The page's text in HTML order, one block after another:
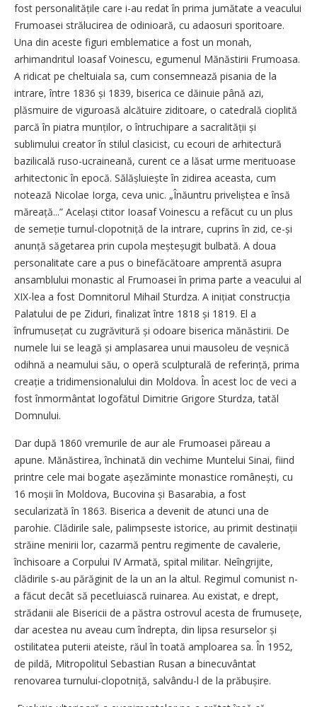
fost personalitățile care i-au redat în prima jumătate a veacului
Frumoasei strălucirea de odinioară, cu adaosuri sporitoare.
Una din aceste figuri emblematice a fost un monah,
arhimandritul Ioasaf Voinescu, egumenul Mănăstirii Frumoasa.
A ridicat pe cheltuiala sa, cum consemnează pisania de la
intrare, între 1836 și 1839, biserica ce dăinuie până azi,
plăsmuire de viguroasă alcătuire ziditoare, o catedrală cioplită
parcă în piatra munților, o întruchipare a sacralității și
sublimului creator în stilul clasicist, cu ecouri de arhitectură
bazilicală ruso-ucraineană, curent ce a lăsat urme merituoase
arhitectonic în epocă. Sălășluiește în zidirea aceasta, cum
notează Nicolae Iorga, ceva unic. „Înăuntru priveliștea e însă
măreață...” Același ctitor Ioasaf Voinescu a refăcut cu un plus
de semeție turnul-clopotniță de la intrare, cuprins în zid, ce-și
anunță săgetarea prin cupola meșteșugit bulbată. A doua
personalitate care a pus o binefăcătoare amprentă asupra
ansamblului monastic al Frumoasei în prima parte a veacului al
XIX-lea a fost Domnitorul Mihail Sturdza. A inițiat construcția
Palatului de pe Ziduri, finalizat între 1818 și 1819. El a
înfrumusețat cu zugrăvitură și odoare biserica mănăstirii. De
numele lui se leagă și amplasarea unui mausoleu de veșnică
odihnă a neamului său, o operă sculpturală de referință, prima
creație a tridimensionalului din Moldova. În acest loc de veci a
fost înmormântat logofătul Dimitrie Grigore Sturdza, tatăl
Domnului.
Dar după 1860 vremurile de aur ale Frumoasei păreau a
apune. Mănăstirea, închinată din vechime Muntelui Sinai, fiind
printre cele mai bogate așezăminte monastice românești, cu
16 moșii în Moldova, Bucovina și Basarabia, a fost
secularizată în 1863. Biserica a devenit de atunci una de
parohie. Clădirile sale, palimpseste istorice, au primit destinații
străine menirii lor, cazarmă pentru regimente de cavalerie,
închisoare a Corpului IV Armată, spital militar. Neîngrijite,
clădirile s-au părăginit de la un an la altul. Regimul comunist n-
a făcut decât să pecetluiască ruinarea. Au existat, e drept,
strădanii ale Bisericii de a păstra ostrovul acesta de frumusețe,
dar acestea nu aveau cum îndrepta, din lipsa resurselor și
ostilitatea puterii ateiste, răul în toată amploarea sa. În 1952,
de pildă, Mitropolitul Sebastian Rusan a binecuvântat
renovarea turnului-clopotniță, salvându-l de la pră­bușire.